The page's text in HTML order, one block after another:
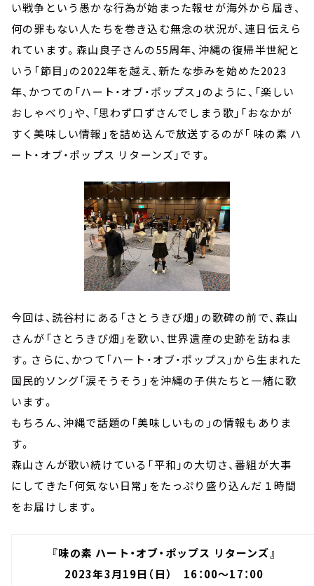
い戦争という愚かな行為が始まった報せが海外から届き、
何の罪もない人たちを巻き込む無念の状況が、連日伝えら
れています。森山良子さんの55周年、沖縄の復帰半世紀と
いう「節目」の2022年を越え、新たな歩みを始めた2023
年、かつての「ハート・オブ・ポップス」のように、「楽しい
おしゃべり」や、「思わず口ずさんでしまう歌」「おなかが
すく美味しい情報」を詰め込んで放送するのが「 味の素 ハ
ート・オブ・ポップス リターンズ」です。
今回は、読谷村にある「さとうきび畑」の歌碑の前で、森山
さんが「さとうきび畑」を歌い、世界遺産の史跡を訪ねま
す。さらに、かつて「ハート・オブ・ポップス」から生まれた
国民的ソング「涙そうそう」を沖縄の子供たちと一緒に歌
います。
もちろん、沖縄で話題の「美味しいもの」の情報もありま
す。
森山さんが歌い続けている「平和」の大切さ、番組が大事
にしてきた「何気ない日常」をたっぷり盛り込んだ１時間
をお届けします。
『味の素 ハート・オブ・ポップス リターンズ』
2023年3月19日（日） 16：00～17：00